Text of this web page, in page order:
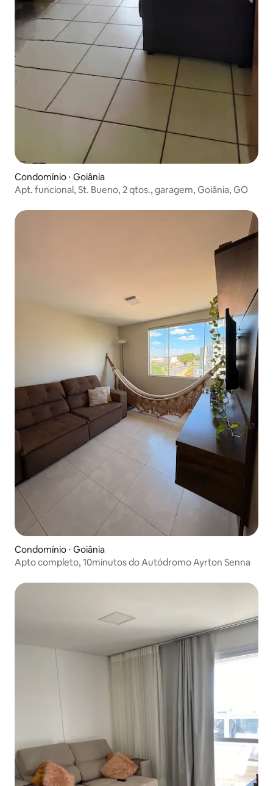
Condomínio ⋅ Goiânia
Apt. funcional, St. Bueno, 2 qtos., garagem, Goiânia, GO
Condomínio ⋅ Goiânia
Apto completo, 10minutos do Autódromo Ayrton Senna